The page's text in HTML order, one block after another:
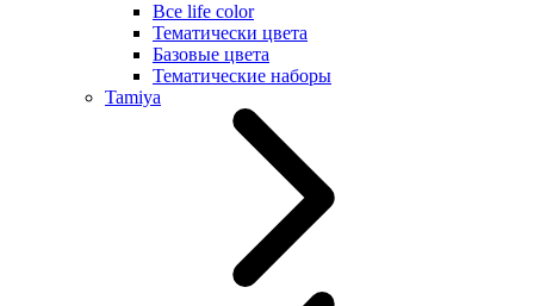
Все life color
Тематически цвета
Базовые цвета
Тематические наборы
Tamiya